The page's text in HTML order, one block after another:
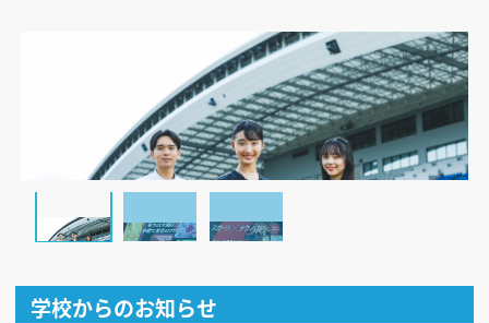
学校からのお知らせ